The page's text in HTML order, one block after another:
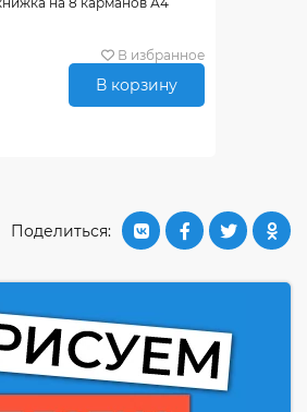
В избранное
В корзину
Поделиться: